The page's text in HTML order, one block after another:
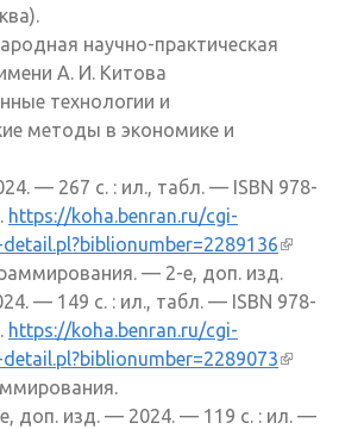
научно-практическая
А. И. Китова
технологии и
методы в экономике и
267 с. : ил., табл. — ISBN 978-
https://koha.benran.ru/cgi-
— 2-е, доп. изд.
149 с. : ил., табл. — ISBN 978-
https://koha.benran.ru/cgi-
изд. — 2024. — 119 с. : ил. —